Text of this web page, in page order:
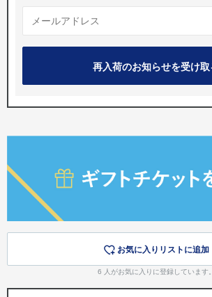
お気に入りリストに追加
6 人がお気に入りに登録しています。